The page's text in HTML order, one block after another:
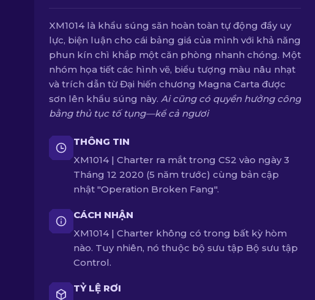
XM1014 là khẩu súng săn hoàn toàn tự động đầy uy
lực, biện luận cho cái bảng giá của mình với khả năng
phun kín chì khắp một căn phòng nhanh chóng. Một
nhóm họa tiết các hình vẽ, biểu tượng màu nâu nhạt
và trích dẫn từ Đại hiến chương Magna Carta được
sơn lên khẩu súng này. Ai cũng có quyền hưởng công
bằng thủ tục tố tụng—kể cả ngươi
THÔNG TIN
XM1014 | Charter ra mắt trong CS2 vào ngày 3
Tháng 12 2020 (5 năm trước) cùng bản cập
nhật "Operation Broken Fang".
CÁCH NHẬN
XM1014 | Charter không có trong bất kỳ hòm
nào. Tuy nhiên, nó thuộc bộ sưu tập Bộ sưu tập
Control.
TỶ LỆ RƠI